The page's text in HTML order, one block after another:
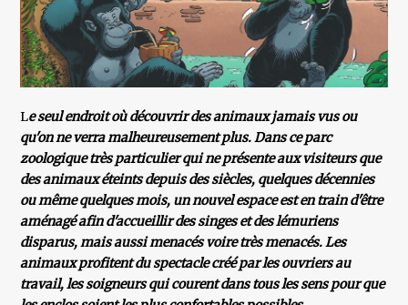
Le seul endroit où découvrir des animaux jamais vus ou
qu'on ne verra malheureusement plus. Dans ce parc
zoologique très particulier qui ne présente aux visiteurs que
des animaux éteints depuis des siècles, quelques décennies
ou même quelques mois, un nouvel espace est en train d'être
aménagé afin d'accueillir des singes et des lémuriens
disparus, mais aussi menacés voire très menacés. Les
animaux profitent du spectacle créé par les ouvriers au
travail, les soigneurs qui courent dans tous les sens pour que